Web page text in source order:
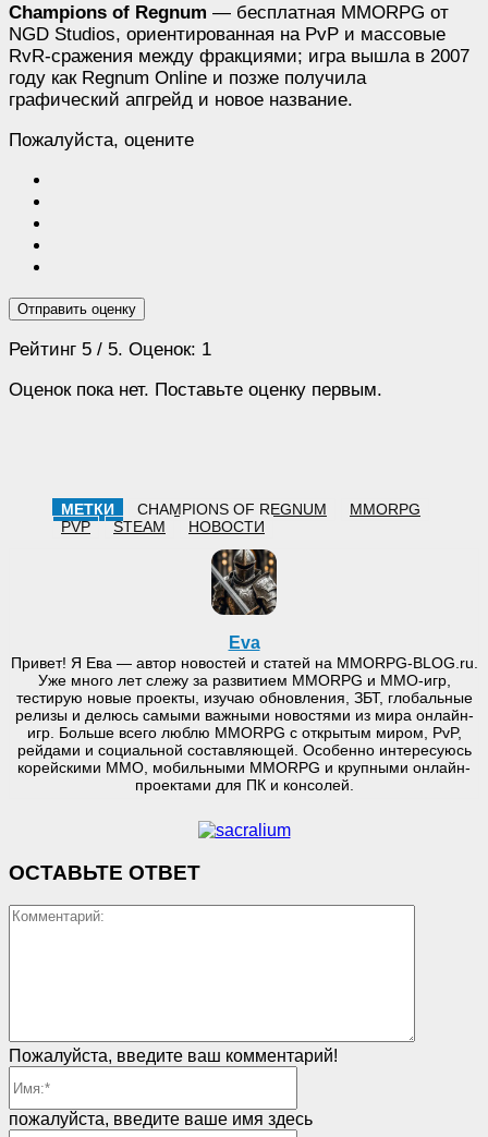
Champions of Regnum — бесплатная MMORPG от
NGD Studios, ориентированная на PvP и массовые
RvR-сражения между фракциями; игра вышла в 2007
году как Regnum Online и позже получила
графический апгрейд и новое название.
Пожалуйста, оцените
Отправить оценку
Рейтинг 5 / 5. Оценок: 1
Оценок пока нет. Поставьте оценку первым.
МЕТКИ CHAMPIONS OF REGNUM
MMORPG
PVP
STEAM НОВОСТИ
Eva
Привет! Я Ева — автор новостей и статей на MMORPG-BLOG.ru.
Уже много лет слежу за развитием MMORPG и MMO-игр,
тестирую новые проекты, изучаю обновления, ЗБТ, глобальные
релизы и делюсь самыми важными новостями из мира онлайн-
игр. Больше всего люблю MMORPG с открытым миром, PvP,
рейдами и социальной составляющей. Особенно интересуюсь
корейскими MMO, мобильными MMORPG и крупными онлайн-
проектами для ПК и консолей.
ОСТАВЬТЕ ОТВЕТ
Пожалуйста, введите ваш комментарий!
пожалуйста, введите ваше имя здесь